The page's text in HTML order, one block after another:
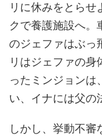
リに休みをとら
クで養護施設へ。
のジェファはぶっ
リはジェファの
ったミンジョンは
い、イナには父の
しかし、挙動不